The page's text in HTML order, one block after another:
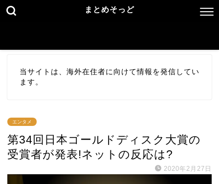
まとめそっど
当サイトは、海外在住者に向けて情報を発信してい
ます。
エンタメ
第34回日本ゴールドディスク大賞の
受賞者が発表!ネットの反応は?
2020年2月27日